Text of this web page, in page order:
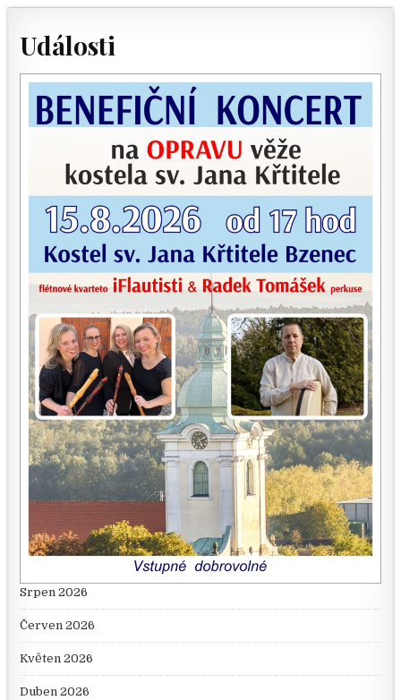
Události
Srpen 2026
Červen 2026
Květen 2026
Duben 2026